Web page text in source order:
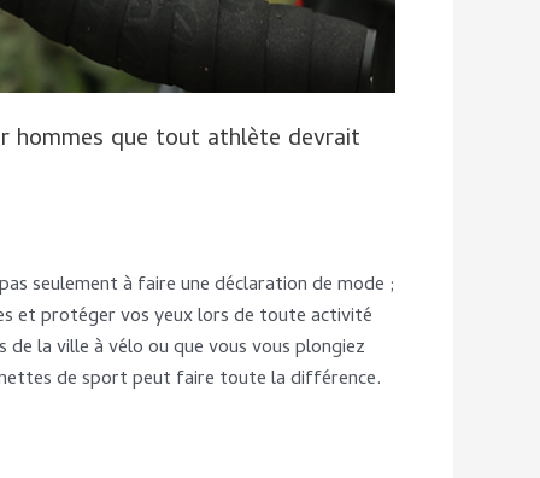
hommes que tout athlète devrait
seulement à faire une déclaration de mode ;
et protéger vos yeux lors de toute activité
la ville à vélo ou que vous vous plongiez
de sport peut faire toute la différence.